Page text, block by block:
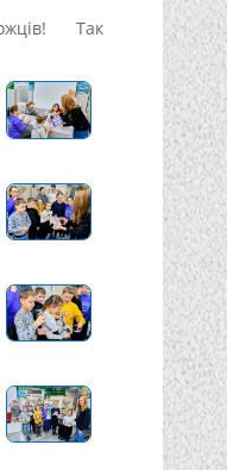
Так